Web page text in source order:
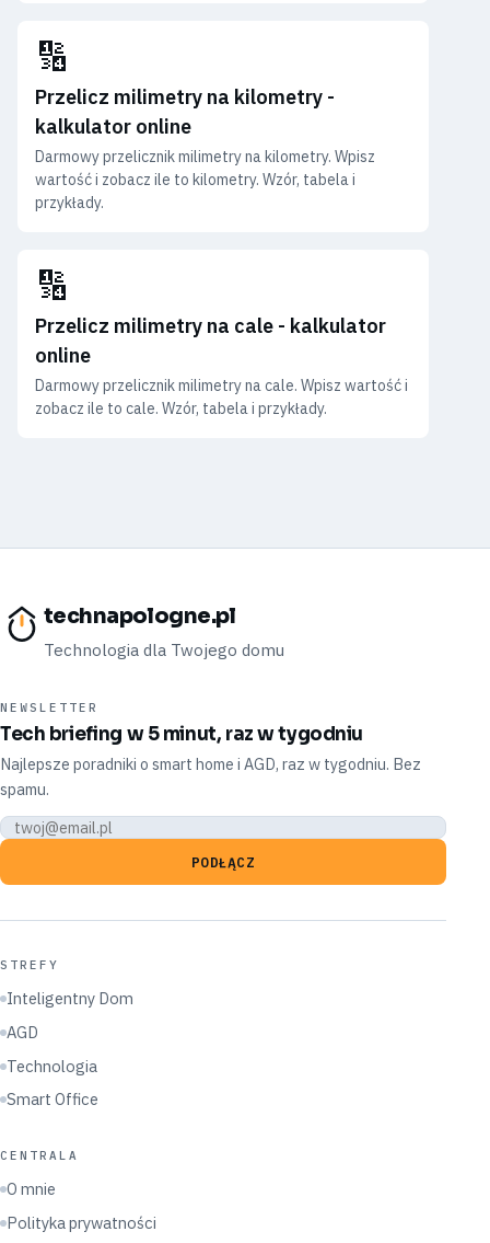
🔢
Przelicz milimetry na kilometry -
kalkulator online
Darmowy przelicznik milimetry na kilometry. Wpisz
wartość i zobacz ile to kilometry. Wzór, tabela i
przykłady.
🔢
Przelicz milimetry na cale - kalkulator
online
Darmowy przelicznik milimetry na cale. Wpisz wartość i
zobacz ile to cale. Wzór, tabela i przykłady.
technapologne.pl
Technologia dla Twojego domu
NEWSLETTER
Tech briefing w 5 minut, raz w tygodniu
Najlepsze poradniki o smart home i AGD, raz w tygodniu. Bez
spamu.
PODŁĄCZ
STREFY
Inteligentny Dom
AGD
Technologia
Smart Office
CENTRALA
O mnie
Polityka prywatności